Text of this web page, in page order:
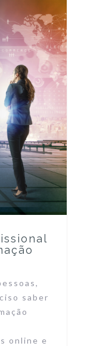
saber
online e